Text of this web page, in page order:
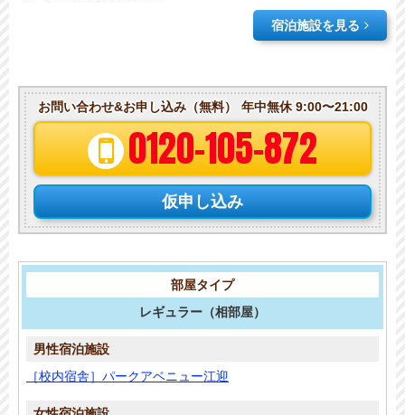
宿泊施設を見る
お問い合わせ&お申し込み（無料） 年中無休 9:00〜21:00
0120-105-872
仮申し込み
レギュラー （相部屋）
［校内宿舎］パークアベニュー江迎